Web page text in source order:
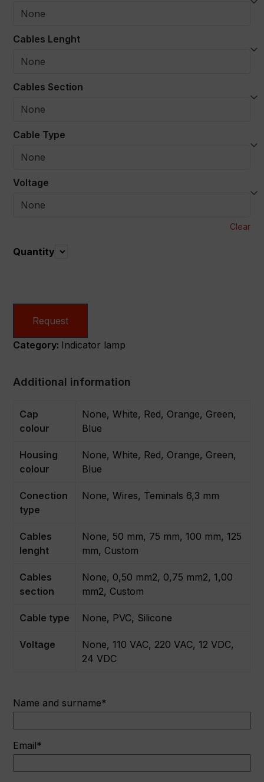
Cables Lenght
Cables Section
Cable Type
Voltage
Clear
Quantity Quantity
Request
Category: Indicator lamp
Additional information
Cap
colour
None, White, Red, Orange, Green,
Blue
Housing
colour
None, White, Red, Orange, Green,
Blue
Conection
type
None, Wires, Teminals 6,3 mm
Cables
lenght
None, 50 mm, 75 mm, 100 mm, 125
mm, Custom
Cables
section
None, 0,50 mm2, 0,75 mm2, 1,00
mm2, Custom
Cable type None, PVC, Silicone
Voltage
None, 110 VAC, 220 VAC, 12 VDC,
24 VDC
Name and surname*
Email*